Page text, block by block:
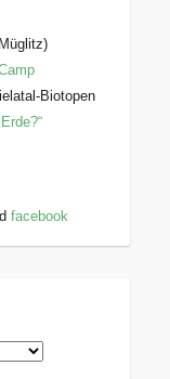
Biotopen
facebook